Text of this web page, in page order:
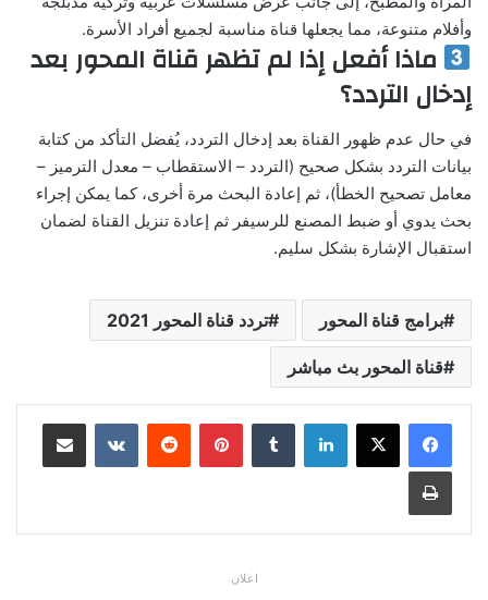
وأفلام متنوعة، مما يجعلها قناة مناسبة لجميع أفراد الأسرة.
ماذا أفعل إذا لم تظهر قناة المحور بعد
إدخال التردد؟
في حال عدم ظهور القناة بعد إدخال التردد، يُفضل التأكد من كتابة
بيانات التردد بشكل صحيح (التردد – الاستقطاب – معدل الترميز –
معامل تصحيح الخطأ)، ثم إعادة البحث مرة أخرى، كما يمكن إجراء
بحث يدوي أو ضبط المصنع للرسيفر ثم إعادة تنزيل القناة لضمان
استقبال الإشارة بشكل سليم.
برامج قناة المحور تردد قناة المحور 2021
قناة المحور بث مباشر
لينكدإن بينتيريست مشاركة عبر البريد
طباعة
اعلان